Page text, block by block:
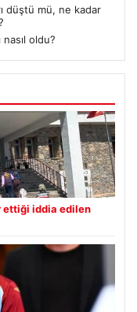
düştü mü, ne kadar
nasıl oldu?
ettiği iddia edilen